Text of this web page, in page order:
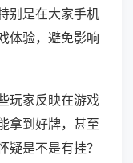
别是在大家手机
体验，避免影响
玩家反映在游戏
拿到好牌，甚至
疑是不是有挂？